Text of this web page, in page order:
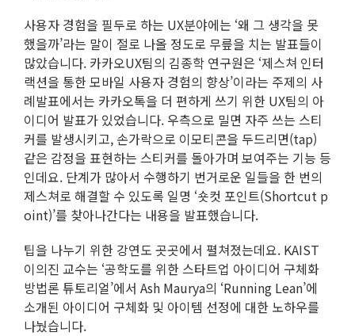
사용자 경험을 필두로 하는 UX분야에는 ‘왜 그 생각을 못
했을까’라는 말이 절로 나올 정도로 무릎을 치는 발표들이
많았습니다. 카카오UX팀의 김종학 연구원은 ‘제스쳐 인터
랙션을 통한 모바일 사용자 경험의 향상’이라는 주제의 사
례발표에서는 카카오톡을 더 편하게 쓰기 위한 UX팀의 아
이디어 발표가 있었습니다. 우측으로 밀면 자주 쓰는 스티
커를 발생시키고, 손가락으로 이모티콘을 두드리면(tap)
같은 감정을 표현하는 스티커를 돌아가며 보여주는 기능 등
인데요. 단계가 많아서 수행하기 번거로운 일들을 한 번의
제스쳐로 해결할 수 있도록 일명 ‘숏컷 포인트(Shortcut p
oint)’를 찾아나간다는 내용을 발표했습니다.
팁을 나누기 위한 강연도 곳곳에서 펼쳐졌는데요. KAIST
이의진 교수는 ‘공학도를 위한 스타트업 아이디어 구체화
방법론 튜토리얼’에서 Ash Maurya의 ‘Running Lean’에
소개된 아이디어 구체화 및 아이템 선정에 대한 노하우를
나눴습니다.